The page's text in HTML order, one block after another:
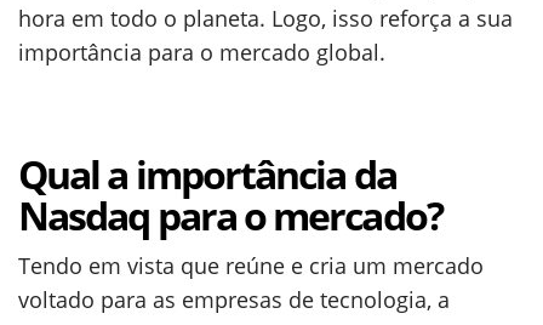
hora em todo o planeta. Logo, isso reforça a sua
importância para o mercado global.
Qual a importância da
Nasdaq para o mercado?
Tendo em vista que reúne e cria um mercado
voltado para as empresas de tecnologia, a